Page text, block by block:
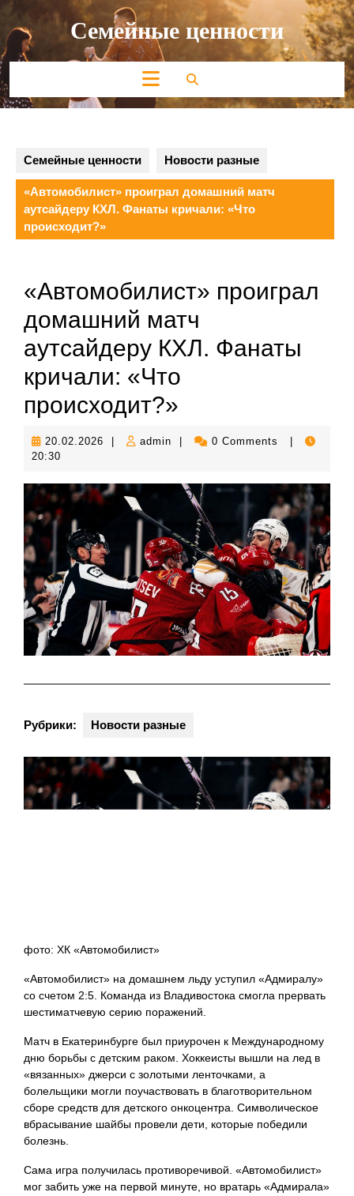
Перейти
содержимому Семейные ценности
Кнопка
Открыть
Семейные ценности Новости разные
«Автомобилист» проиграл домашний матч
аутсайдеру КХЛ. Фанаты кричали: «Что
происходит?»
«Автомобилист» проиграл
домашний матч
аутсайдеру КХЛ. Фанаты
кричали: «Что
происходит?»
20.02.2026 20.02.2026
admin admin 0 Comments
20:30
Рубрики: Новости разные
фото: ХК «Автомобилист»
«Автомобилист» на домашнем льду уступил «Адмиралу»
со счетом 2:5. Команда из Владивостока смогла прервать
шестиматчевую серию поражений.
Матч в Екатеринбурге был приурочен к Международному
дню борьбы с детским раком. Хоккеисты вышли на лед в
«вязанных» джерси с золотыми ленточками, а
болельщики могли поучаствовать в благотворительном
сборе средств для детского онкоцентра. Символическое
вбрасывание шайбы провели дети, которые победили
болезнь.
Сама игра получилась противоречивой. «Автомобилист»
мог забить уже на первой минуте, но вратарь «Адмирала»